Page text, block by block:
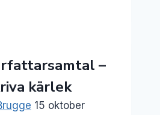
–
kärlek
15 oktober